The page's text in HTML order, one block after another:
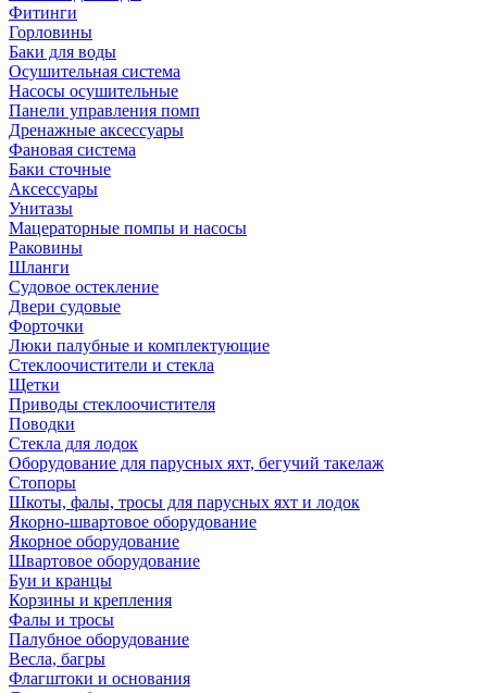
Фитинги
Горловины
Баки для воды
Осушительная система
Насосы осушительные
Панели управления помп
Дренажные аксессуары
Фановая система
Баки сточные
Аксессуары
Унитазы
Мацераторные помпы и насосы
Раковины
Шланги
Судовое остекление
Двери судовые
Форточки
Люки палубные и комплектующие
Стеклоочистители и стекла
Щетки
Приводы стеклоочистителя
Поводки
Стекла для лодок
Оборудование для парусных яхт, бегучий такелаж
Стопоры
Шкоты, фалы, тросы для парусных яхт и лодок
Якорно-швартовое оборудование
Якорное оборудование
Швартовое оборудование
Буи и кранцы
Корзины и крепления
Фалы и тросы
Палубное оборудование
Весла, багры
Флагштоки и основания